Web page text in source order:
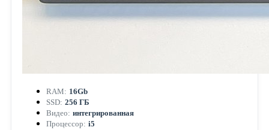
RAM: 16Gb
SSD: 256 ГБ
Видео: интегрированная
Процессор: i5